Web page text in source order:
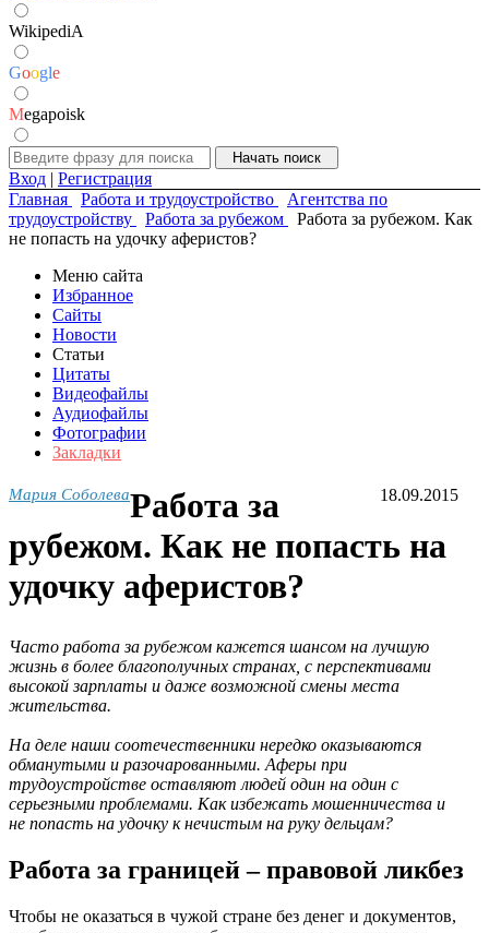
WikipediA
Google
Megapoisk
Вход | Регистрация
Главная
Работа и трудоустройство
Агентства по
трудоустройству
Работа за рубежом
Работа за рубежом. Как
не попасть на удочку аферистов?
Меню сайта
Избранное
Сайты
Новости
Статьи
Цитаты
Видеофайлы
Аудиофайлы
Фотографии
Закладки
Мария Соболева 18.09.2015
Работа за
рубежом. Как не попасть на
удочку аферистов?
Часто работа за рубежом кажется шансом на лучшую
жизнь в более благополучных странах, с перспективами
высокой зарплаты и даже возможной смены места
жительства.
На деле наши соотечественники нередко оказываются
обманутыми и разочарованными. Аферы при
трудоустройстве оставляют людей один на один с
серьезными проблемами. Как избежать мошенничества и
не попасть на удочку к нечистым на руку дельцам?
Работа за границей – правовой ликбез
Чтобы не оказаться в чужой стране без денег и документов,